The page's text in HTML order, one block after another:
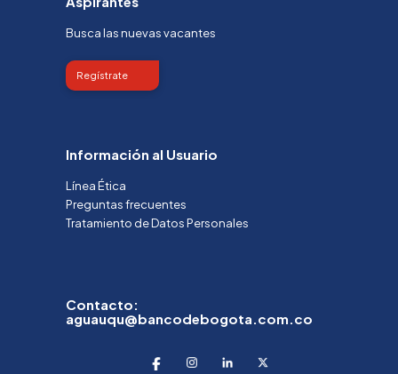
Busca las nuevas vacantes
Regístrate
Información al Usuario
Línea Ética
Preguntas frecuentes
Tratamiento de Datos Personales
Contacto:
aguauqu@bancodebogota.com.co